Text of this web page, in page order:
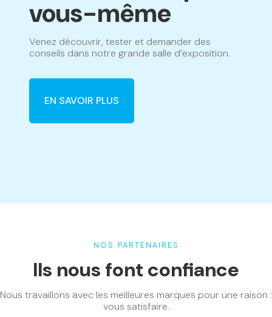
vous-même
Venez découvrir, tester et demander des
conseils dans notre grande salle d’exposition.
EN SAVOIR PLUS
NOS PARTENAIRES
Ils nous font confiance
Nous travaillons avec les meilleures marques pour une raison :
vous satisfaire.